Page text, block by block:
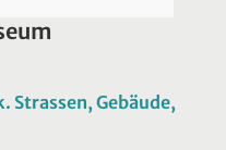
Strassen, Gebäude,